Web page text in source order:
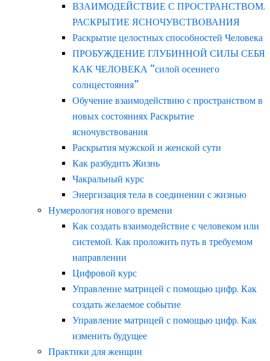
ВЗАИМОДЕЙСТВИЕ С ПРОСТРАНСТВОМ.
РАСКРЫТИЕ ЯСНОЧУВСТВОВАНИЯ
Раскрытие целостных способностей Человека
ПРОБУЖДЕНИЕ ГЛУБИННОЙ СИЛЫ СЕБЯ
КАК ЧЕЛОВЕКА “силой осеннего
солнцестояния”
Обучение взаимодействию с пространством в
новых состояниях Раскрытие
ясночувствования
Раскрытия мужской и женской сути
Как разбудить Жизнь
Чакральный курс
Энергизация тела в соединении с жизнью
Нумерология нового времени
Как создать взаимодействие с человеком или
системой. Как проложить путь в требуемом
направлении
Цифровой курс
Управление матрицей с помощью цифр. Как
создать желаемое событие
Управление матрицей с помощью цифр. Как
изменить будущее
Практики для женщин